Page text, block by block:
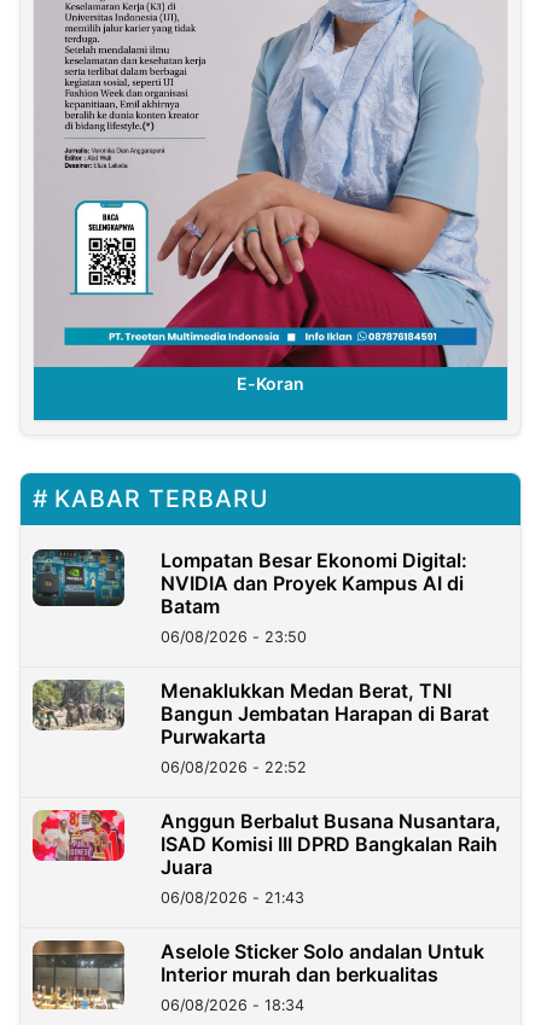
E-Koran
KABAR TERBARU
Lompatan Besar Ekonomi Digital:
NVIDIA dan Proyek Kampus AI di
Batam
06/08/2026 - 23:50
Menaklukkan Medan Berat, TNI
Bangun Jembatan Harapan di Barat
Purwakarta
06/08/2026 - 22:52
Anggun Berbalut Busana Nusantara,
ISAD Komisi III DPRD Bangkalan Raih
Juara
06/08/2026 - 21:43
Aselole Sticker Solo andalan Untuk
Interior murah dan berkualitas
06/08/2026 - 18:34